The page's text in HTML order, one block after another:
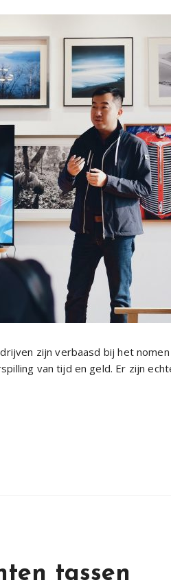
zijn verbaasd bij het
van tijd en geld. Er zijn
tassen